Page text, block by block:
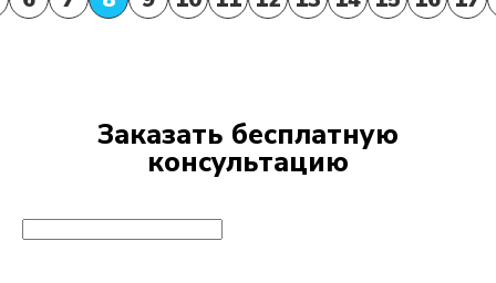
Заказать бесплатную
консультацию